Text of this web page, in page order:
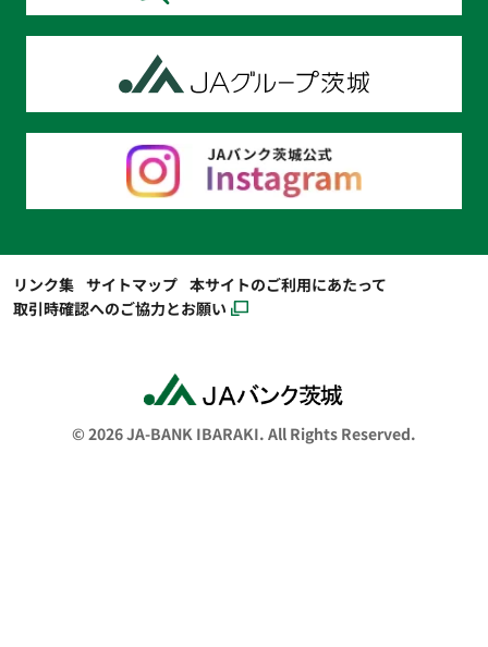
リンク集 サイトマップ 本サイトのご利用にあたって
取引時確認へのご協力とお願い
© 2026 JA-BANK IBARAKI. All Rights Reserved.